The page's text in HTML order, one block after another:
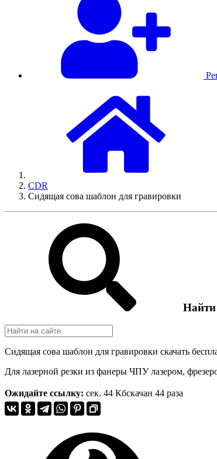
CDR
Сидящая сова шаблон для гравировки
Найти
Сидящая сова шаблон для гравировки скачать
Для лазерной резки из фанеры ЧПУ лазером,
Ожидайте ссылку: сек. 44 Кбскачан 44 раза